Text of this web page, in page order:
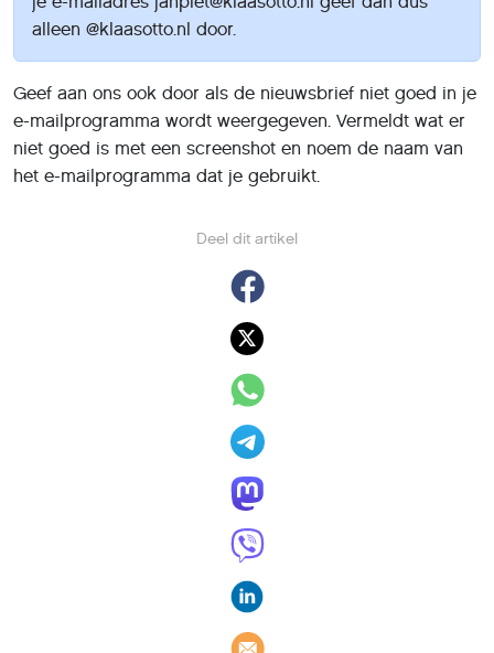
Deel dit artikel
alleen @klaasotto.nl door.
Geef aan ons ook door als de nieuwsbrief niet goed in je
e-mailprogramma wordt weergegeven. Vermeldt wat er
niet goed is met een screenshot en noem de naam van
het e-mailprogramma dat je gebruikt.